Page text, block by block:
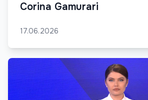
Corina Gamurari
17.06.2026